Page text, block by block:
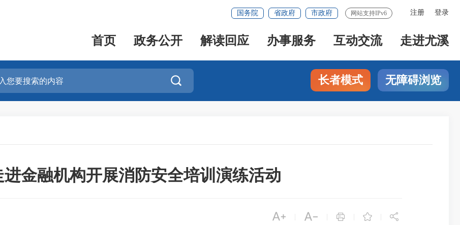
注册 登录
国务院 省政府 市政府 网站支持IPv6
首页 政务公开 解读回应 办事服务 互动交流 走进尤溪
 长者模式 无障碍浏览
进金融机构开展消防安全培训演练活动
    